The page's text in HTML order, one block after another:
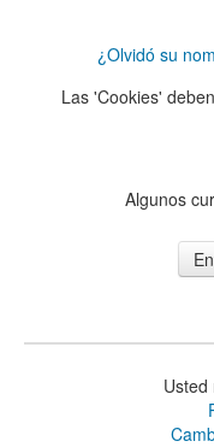
¿Olvidó su
Las 'Cookies'
Algunos
Usted